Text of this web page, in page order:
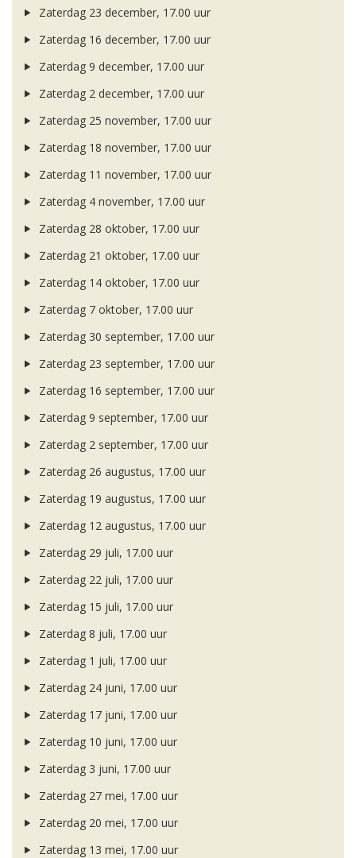
Zaterdag 23 december, 17.00 uur
Zaterdag 16 december, 17.00 uur
Zaterdag 9 december, 17.00 uur
Zaterdag 2 december, 17.00 uur
Zaterdag 25 november, 17.00 uur
Zaterdag 18 november, 17.00 uur
Zaterdag 11 november, 17.00 uur
Zaterdag 4 november, 17.00 uur
Zaterdag 28 oktober, 17.00 uur
Zaterdag 21 oktober, 17.00 uur
Zaterdag 14 oktober, 17.00 uur
Zaterdag 7 oktober, 17.00 uur
Zaterdag 30 september, 17.00 uur
Zaterdag 23 september, 17.00 uur
Zaterdag 16 september, 17.00 uur
Zaterdag 9 september, 17.00 uur
Zaterdag 2 september, 17.00 uur
Zaterdag 26 augustus, 17.00 uur
Zaterdag 19 augustus, 17.00 uur
Zaterdag 12 augustus, 17.00 uur
Zaterdag 29 juli, 17.00 uur
Zaterdag 22 juli, 17.00 uur
Zaterdag 15 juli, 17.00 uur
Zaterdag 8 juli, 17.00 uur
Zaterdag 1 juli, 17.00 uur
Zaterdag 24 juni, 17.00 uur
Zaterdag 17 juni, 17.00 uur
Zaterdag 10 juni, 17.00 uur
Zaterdag 3 juni, 17.00 uur
Zaterdag 27 mei, 17.00 uur
Zaterdag 20 mei, 17.00 uur
Zaterdag 13 mei, 17.00 uur